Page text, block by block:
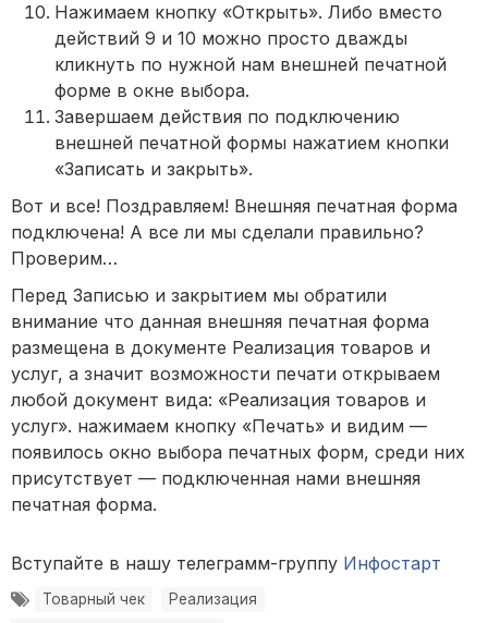
Нажимаем кнопку «Открыть». Либо вместо
действий 9 и 10 можно просто дважды
кликнуть по нужной нам внешней печатной
форме в окне выбора.
Завершаем действия по подключению
внешней печатной формы нажатием кнопки
«Записать и закрыть».
Вот и все! Поздравляем! Внешняя печатная форма
подключена! А все ли мы сделали правильно?
Проверим…
Перед Записью и закрытием мы обратили
внимание что данная внешняя печатная форма
размещена в документе Реализация товаров и
услуг, а значит возможности печати открываем
любой документ вида: «Реализация товаров и
услуг». нажимаем кнопку «Печать» и видим —
появилось окно выбора печатных форм, среди них
присутствует — подключенная нами внешняя
печатная форма.
Вступайте в нашу телеграмм-группу Инфостарт
Товарный чек
Реализация